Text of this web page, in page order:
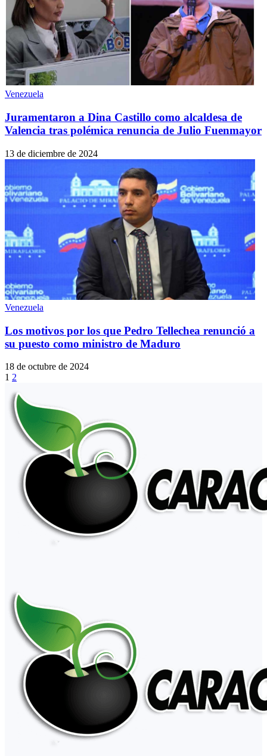
Venezuela
Juramentaron a Dina Castillo como alcaldesa de
Valencia tras polémica renuncia de Julio Fuenmayor
13 de diciembre de 2024
Venezuela
Los motivos por los que Pedro Tellechea renunció a
su puesto como ministro de Maduro
18 de octubre de 2024
1 2